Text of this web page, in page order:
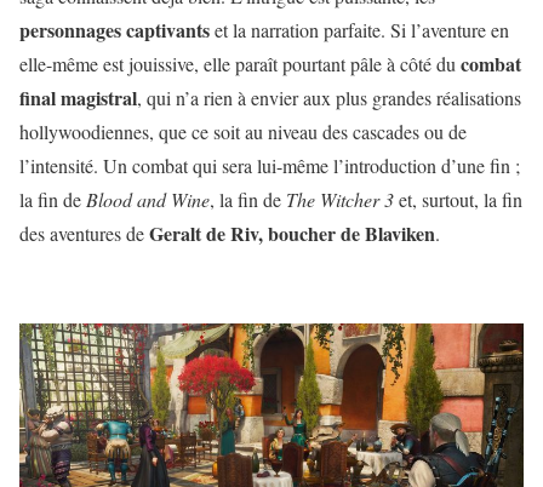
personnages captivantset la narration parfaite. Si l’aventure en
elle-même est jouissive, elle paraît pourtant pâle à côté ducombat
final magistral, qui n’a rien à envier aux plus grandes réalisations
hollywoodiennes, que ce soit au niveau des cascades ou de
l’intensité. Un combat qui sera lui-même l’introduction d’une fin ;
la fin deBlood and Wine, la fin de The Witcher 3et, surtout, la fin
des aventures deGeralt de Riv, boucher de Blaviken.